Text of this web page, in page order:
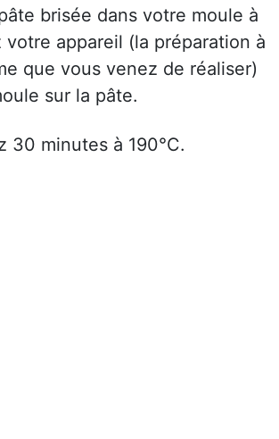
brisée dans votre moule à
appareil (la préparation à
que vous venez de réaliser)
sur la pâte.
30 minutes à 190°C.